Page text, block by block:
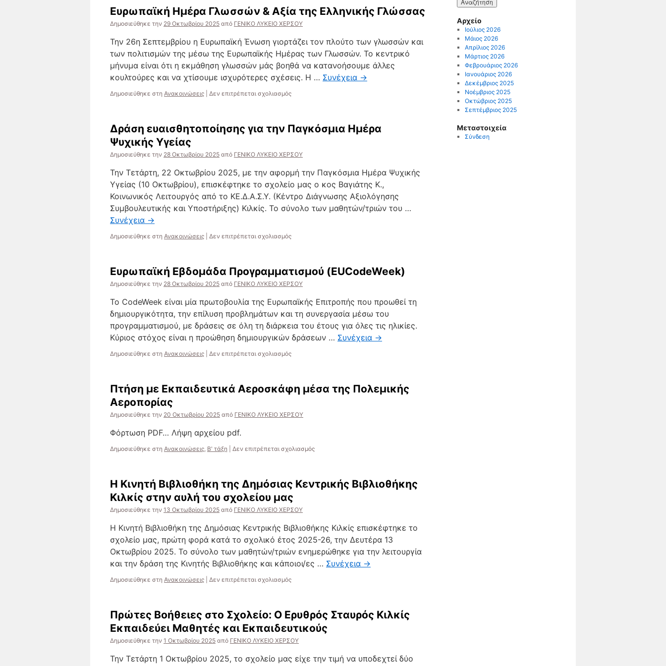
Ευρωπαϊκή Ημέρα Γλωσσών & Αξία της Ελληνικής Γλώσσας
Δημοσιεύθηκε την 29 Οκτωβρίου 2025 από ΓΕΝΙΚΟ ΛΥΚΕΙΟ ΧΕΡΣΟΥ
Την 26η Σεπτεμβρίου η Ευρωπαϊκή Ένωση γιορτάζει τον πλούτο των γλωσσών και
των πολιτισμών της μέσω της Ευρωπαϊκής Ημέρας των Γλωσσών. Το κεντρικό
μήνυμα είναι ότι η εκμάθηση γλωσσών μάς βοηθά να κατανοήσουμε άλλες
κουλτούρες και να χτίσουμε ισχυρότερες σχέσεις. Η … Συνέχεια →
Δημοσιεύθηκε στη Ανακοινώσεις Δεν επιτρέπεται σχολιασμόςστο
&
Ελληνικής
Δράση ευαισθητοποίησης για την Παγκόσμια Ημέρα
Ψυχικής Υγείας
Δημοσιεύθηκε την 28 Οκτωβρίου 2025 από ΓΕΝΙΚΟ ΛΥΚΕΙΟ ΧΕΡΣΟΥ
Την Τετάρτη, 22 Οκτωβρίου 2025, με την αφορμή την Παγκόσμια Ημέρα Ψυχικής
Υγείας (10 Οκτωβρίου), επισκέφτηκε το σχολείο μας ο κος Βαγιάτης Κ.,
Κοινωνικός Λειτουργός από το ΚΕ.Δ.Α.Σ.Υ. (Κέντρο Διάγνωσης Αξιολόγησης
Συμβουλευτικής και Υποστήριξης) Κιλκίς. Το σύνολο των μαθητών/τριών του …
Συνέχεια →
Δημοσιεύθηκε στη Ανακοινώσεις Δεν επιτρέπεται σχολιασμόςστο
την
Παγκόσμια
Ημέρα
Ψυχικής
Υγείας
Ευρωπαϊκή Εβδομάδα Προγραμματισμού (EUCodeWeek)
Δημοσιεύθηκε την 28 Οκτωβρίου 2025 από ΓΕΝΙΚΟ ΛΥΚΕΙΟ ΧΕΡΣΟΥ
To CodeWeek είναι μία πρωτοβουλία της Ευρωπαϊκής Επιτροπής που προωθεί τη
δημιουργικότητα, την επίλυση προβλημάτων και τη συνεργασία μέσω του
προγραμματισμού, με δράσεις σε όλη τη διάρκεια του έτους για όλες τις ηλικίες.
Κύριος στόχος είναι η προώθηση δημιουργικών δράσεων … Συνέχεια →
Δημοσιεύθηκε στη Ανακοινώσεις Δεν επιτρέπεται σχολιασμόςστο
(EUCodeWeek)
Πτήση με Εκπαιδευτικά Αεροσκάφη μέσα της Πολεμικής
Αεροπορίας
Δημοσιεύθηκε την 20 Οκτωβρίου 2025 από ΓΕΝΙΚΟ ΛΥΚΕΙΟ ΧΕΡΣΟΥ
Φόρτωση PDF… Λήψη αρχείου pdf.
Δημοσιεύθηκε στη Ανακοινώσεις, Β' τάξη Δεν επιτρέπεται σχολιασμόςστο
Αεροσκάφη
H Κινητή Βιβλιοθήκη της Δημόσιας Κεντρικής Βιβλιοθήκης
Κιλκίς στην αυλή του σχολείου μας
Δημοσιεύθηκε την 13 Οκτωβρίου 2025 από ΓΕΝΙΚΟ ΛΥΚΕΙΟ ΧΕΡΣΟΥ
H Κινητή Βιβλιοθήκη της Δημόσιας Κεντρικής Βιβλιοθήκης Κιλκίς επισκέφτηκε το
σχολείο μας, πρώτη φορά κατά το σχολικό έτος 2025-26, την Δευτέρα 13
Οκτωβρίου 2025. Το σύνολο των μαθητών/τριών ενημερώθηκε για την λειτουργία
και την δράση της Κινητής Βιβλιοθήκης και κάποιοι/ες … Συνέχεια →
Δημοσιεύθηκε στη Ανακοινώσεις Δεν επιτρέπεται σχολιασμόςστο
της
Κεντρικής
Βιβλιοθήκης
στην
Πρώτες Βοήθειες στο Σχολείο: Ο Ερυθρός Σταυρός Κιλκίς
Εκπαιδεύει Μαθητές και Εκπαιδευτικούς
Δημοσιεύθηκε την 1 Οκτωβρίου 2025 από ΓΕΝΙΚΟ ΛΥΚΕΙΟ ΧΕΡΣΟΥ
Την Τετάρτη 1 Οκτωβρίου 2025, το σχολείο μας είχε την τιμή να υποδεχτεί δύο
Αρχείο
Ιούλιος 2026
Μάιος 2026
Απρίλιος 2026
Μάρτιος 2026
Φεβρουάριος 2026
Ιανουάριος 2026
Δεκέμβριος 2025
Νοέμβριος 2025
Οκτώβριος 2025
Σεπτέμβριος 2025
Μεταστοιχεία
Σύνδεση